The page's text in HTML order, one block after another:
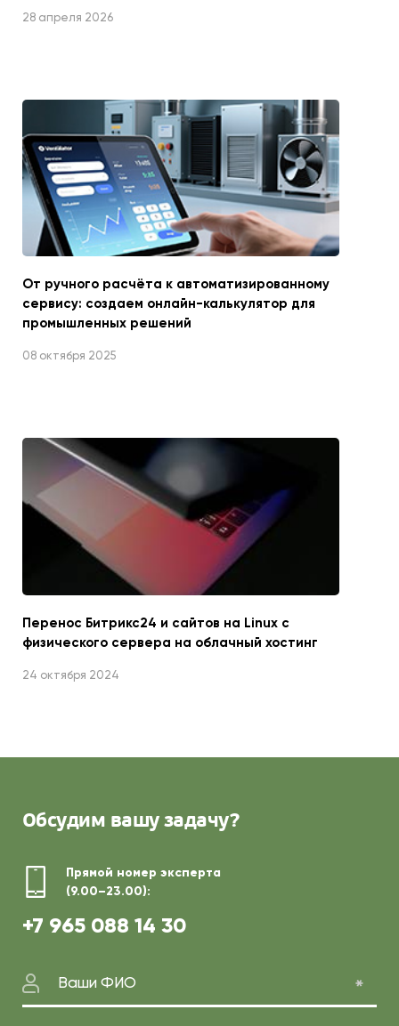
28 апреля 2026
От ручного расчёта к автоматизированному
сервису: создаем онлайн-калькулятор для
промышленных решений
08 октября 2025
Перенос Битрикс24 и сайтов на Linux с
физического сервера на облачный хостинг
24 октября 2024
Обсудим вашу задачу?
Прямой номер эксперта
(9.00–23.00):
+7 965 088 14 30
Ваши ФИО